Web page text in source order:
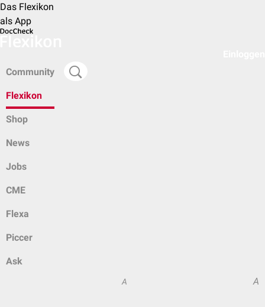
Das Flexikon
als App
Community
Flexikon
Shop
News
Jobs
CME
Flexa
Piccer
Ask
A A